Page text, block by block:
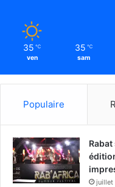
35 ℃
ven
35 ℃
sam
Populaire
juillet